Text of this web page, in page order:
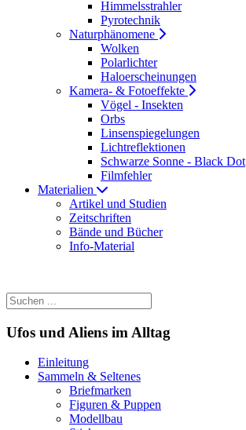
Himmelsstrahler
Pyrotechnik
Naturphänomene
Wolken
Polarlichter
Haloerscheinungen
Kamera- & Fotoeffekte
Vögel - Insekten
Orbs
Linsenspiegelungen
Lichtreflektionen
Schwarze Sonne - Black Dot
Filmfehler
Materialien
Artikel und Studien
Zeitschriften
Bände und Bücher
Info-Material
Ufos und Aliens im Alltag
Einleitung
Sammeln & Seltenes
Briefmarken
Figuren & Puppen
Modellbau